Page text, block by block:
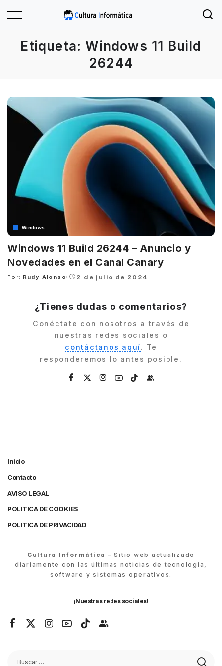
Etiqueta:Windows 11 Build
26244
Windows
Windows 11 Build 26244 – Anuncio y
Novedades en el Canal Canary
Posted
Por: Rudy Alonso 2 de julio de 2024
¿Tienes dudas o comentarios?
Conéctate con nosotros a través de
nuestras redes sociales o
contáctanos aquí. Te
responderemos lo antes posible.
Inicio
Contacto
AVISO LEGAL
POLITICA DE COOKIES
POLITICA DE PRIVACIDAD
Cultura Informática – Sitio web actualizado
diariamente con las últimas noticias de tecnología,
software y sistemas operativos.
¡Nuestras redes sociales!